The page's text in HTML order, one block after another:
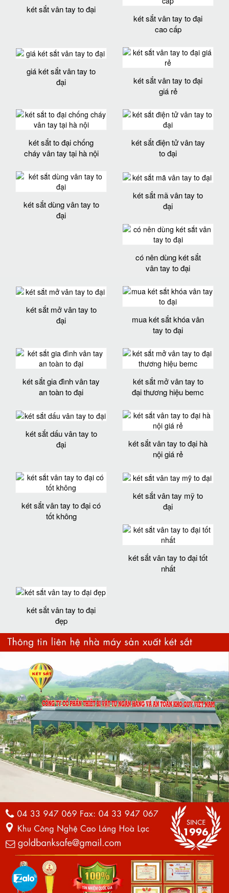
két sắt vân tay to đại
két sắt vân tay to đại
cao cấp
giá két sắt vân tay to
đại
két sắt vân tay to đại
giá rẻ
két sắt to đại chống
cháy vân tay tại hà nội
két sắt điện tử vân tay
to đại
két sắt dùng vân tay to
đại
két sắt mã vân tay to
đại
có nên dùng két sắt
vân tay to đại
két sắt mở vân tay to
đại
mua két sắt khóa vân
tay to đại
két sắt gia đình vân tay
an toàn to đại
két sắt mở vân tay to
đại thương hiệu bemc
két sắt dấu vân tay to
đại
két sắt vân tay to đại hà
nội giá rẻ
két sắt vân tay to đại có
tốt không
két sắt vân tay mỹ to
đại
két sắt vân tay to đại tốt
nhất
két sắt vân tay to đại
đẹp